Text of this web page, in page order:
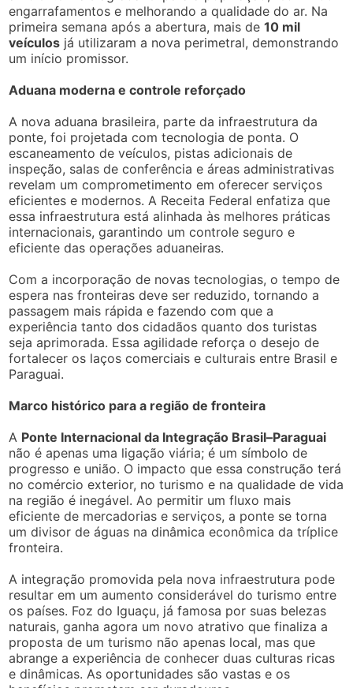
engarrafamentos e melhorando a qualidade do ar. Na
primeira semana após a abertura, mais de10 mil
veículos já utilizaram a nova perimetral, demonstrando
um início promissor.
Aduana moderna e controle reforçado
A nova aduana brasileira, parte da infraestrutura da
ponte, foi projetada com tecnologia de ponta. O
escaneamento de veículos, pistas adicionais de
inspeção, salas de conferência e áreas administrativas
revelam um comprometimento em oferecer serviços
eficientes e modernos. A Receita Federal enfatiza que
essa infraestrutura está alinhada às melhores práticas
internacionais, garantindo um controle seguro e
eficiente das operações aduaneiras.
Com a incorporação de novas tecnologias, o tempo de
espera nas fronteiras deve ser reduzido, tornando a
passagem mais rápida e fazendo com que a
experiência tanto dos cidadãos quanto dos turistas
seja aprimorada. Essa agilidade reforça o desejo de
fortalecer os laços comerciais e culturais entre Brasil e
Paraguai.
Marco histórico para a região de fronteira
A Ponte Internacional da Integração Brasil–Paraguai
não é apenas uma ligação viária; é um símbolo de
progresso e união. O impacto que essa construção terá
no comércio exterior, no turismo e na qualidade de vida
na região é inegável. Ao permitir um fluxo mais
eficiente de mercadorias e serviços, a ponte se torna
um divisor de águas na dinâmica econômica da tríplice
fronteira.
A integração promovida pela nova infraestrutura pode
resultar em um aumento considerável do turismo entre
os países. Foz do Iguaçu, já famosa por suas belezas
naturais, ganha agora um novo atrativo que finaliza a
proposta de um turismo não apenas local, mas que
abrange a experiência de conhecer duas culturas ricas
e dinâmicas. As oportunidades são vastas e os